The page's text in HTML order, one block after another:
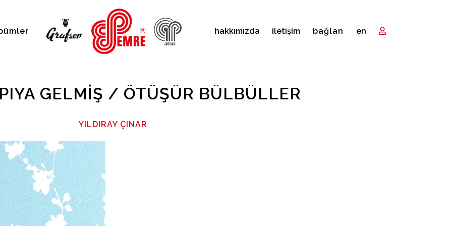
hakkımızda i̇letişim bağlan en
GELMIŞ / ÖTÜŞÜR BÜLBÜLLER
YILDIRAY ÇINAR